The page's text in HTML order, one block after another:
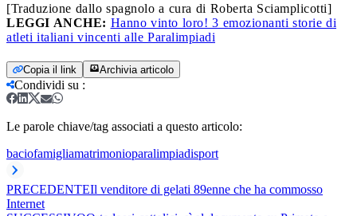
[Traduzione dallo spagnolo a cura di Roberta Sciamplicotti]
LEGGI ANCHE: Hanno vinto loro! 3 emozionanti storie di
atleti italiani vincenti alle Paralimpiadi
Copia il link Archivia articolo
Condividi su :
Le parole chiave/tag associati a questo articolo:
baciofamigliamatrimonioparalimpiadisport
PRECEDENTEIl venditore di gelati 89enne che ha commosso
Internet